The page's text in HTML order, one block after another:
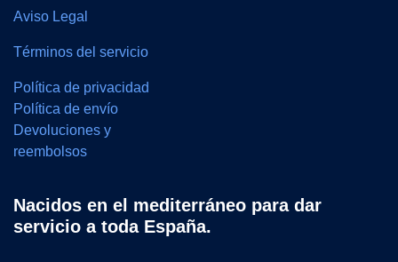
Aviso Legal
Términos del servicio
Política de privacidad
Política de envío
Devoluciones y
reembolsos
Nacidos en el mediterráneo para dar
servicio a toda España.